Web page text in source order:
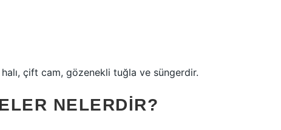
çift cam, gözenekli tuğla ve süngerdir.
NELERDIR?